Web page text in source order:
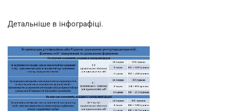
Детальніше в інфографіці.